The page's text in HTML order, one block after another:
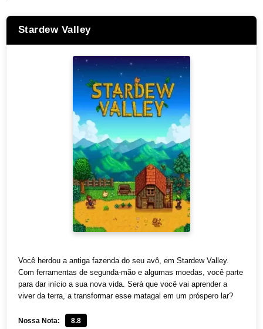
Stardew Valley
Você herdou a antiga fazenda do seu avô, em Stardew Valley.
Com ferramentas de segunda-mão e algumas moedas, você parte
para dar início a sua nova vida. Será que você vai aprender a
viver da terra, a transformar esse matagal em um próspero lar?
Nossa Nota: 8.8